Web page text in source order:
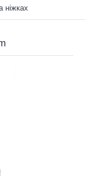
ніжках